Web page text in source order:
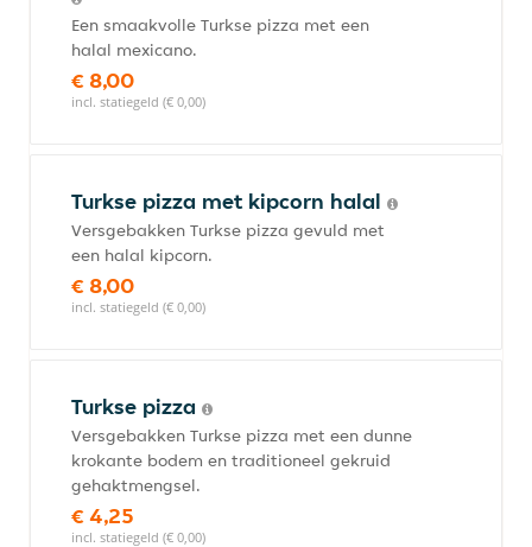
Een smaakvolle Turkse pizza met een
halal mexicano.
€ 8,00
incl. statiegeld (€ 0,00)
Turkse pizza met kipcorn halal
Versgebakken Turkse pizza gevuld met
een halal kipcorn.
€ 8,00
incl. statiegeld (€ 0,00)
Turkse pizza
Versgebakken Turkse pizza met een dunne
krokante bodem en traditioneel gekruid
gehaktmengsel.
€ 4,25
incl. statiegeld (€ 0,00)